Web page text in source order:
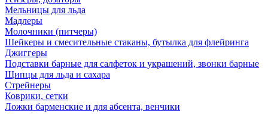
Мельницы для льда
Мадлеры
Молочники (питчеры)
Шейкеры и смесительные стаканы, бутылка для флейринга
Джиггеры
Подставки барные для салфеток и украшений, звонки барные
Щипцы для льда и сахара
Стрейнеры
Коврики, сетки
Ложки барменские и для абсента, венчики